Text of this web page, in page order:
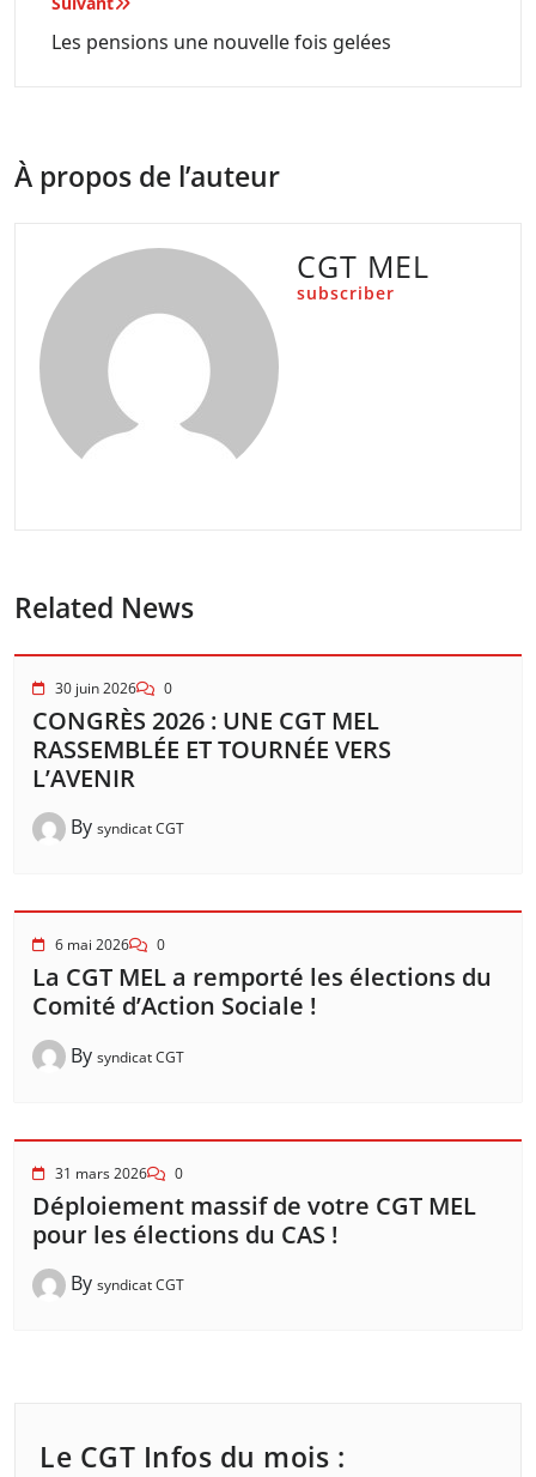
Les pensions une nouvelle fois gelées
À propos de l’auteur
CGT MEL
subscriber
Related News
30 juin 2026 0
CONGRÈS 2026 : UNE CGT MEL
RASSEMBLÉE ET TOURNÉE VERS
L’AVENIR
By syndicat CGT
6 mai 2026 0
La CGT MEL a remporté les élections du
Comité d’Action Sociale !
By syndicat CGT
31 mars 2026 0
Déploiement massif de votre CGT MEL
pour les élections du CAS !
By syndicat CGT
Le CGT Infos du mois :